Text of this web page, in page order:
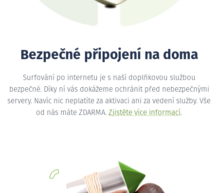
Bezpečné připojení na doma
Surfování po internetu je s naší doplňkovou službou
bezpečné. Díky ní vás dokážeme ochránit před nebezpečnými
servery. Navíc nic neplatíte za aktivaci ani za vedení služby. Vše
od nás máte ZDARMA. Zjistěte více informací.